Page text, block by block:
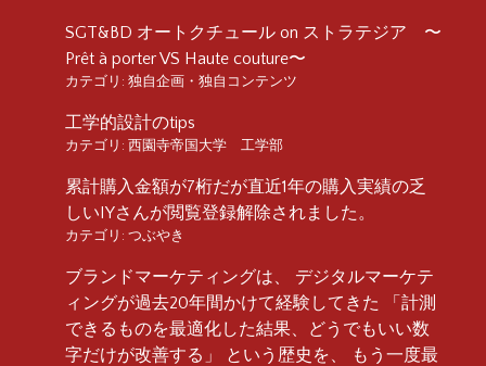
SGT&BD オートクチュール on ストラテジア 〜
Prêt à porter VS Haute couture〜
カテゴリ: 独自企画・独自コンテンツ
工学的設計のtips
カテゴリ: 西園寺帝国大学 工学部
累計購入金額が7桁だが直近1年の購入実績の乏
しいIYさんが閲覧登録解除されました。
カテゴリ: つぶやき
ブランドマーケティングは、 デジタルマーケテ
ィングが過去20年間かけて経験してきた 「計測
できるものを最適化した結果、どうでもいい数
字だけが改善する」 という歴史を、 もう一度最